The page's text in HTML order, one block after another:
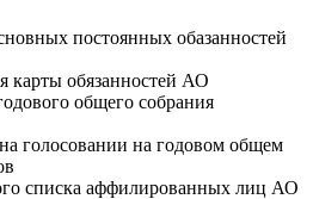
постоянных обазанностей
карты обязанностей АО
общего собрания
голосовании на годовом общем
списка аффилированных лиц АО